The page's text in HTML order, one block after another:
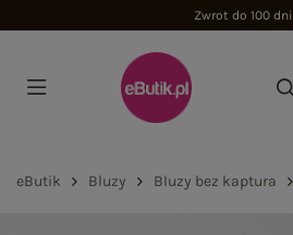
Zwrot do 100 dni
eButik Bluzy Bluzy bez kaptura